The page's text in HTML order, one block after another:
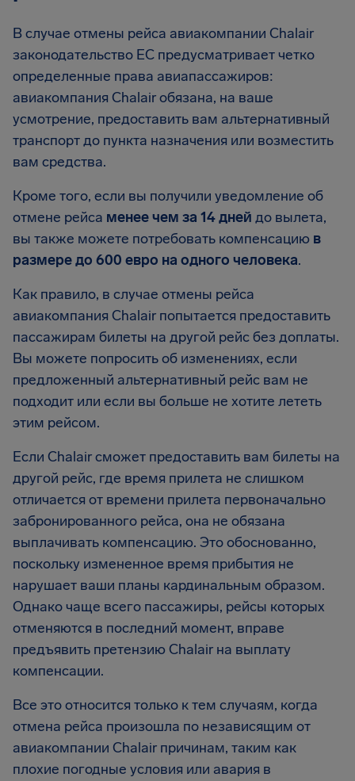
В случае отмены рейса авиакомпании Chalair
законодательство ЕС предусматривает четко
определенные права авиапассажиров:
авиакомпания Chalair обязана, на ваше
усмотрение, предоставить вам альтернативный
транспорт до пункта назначения или возместить
вам средства.
Кроме того, если вы получили уведомление об
отмене рейса менее чем за 14 дней до вылета,
вы также можете потребовать компенсацию в
размере до 600 евро на одного человека.
Как правило, в случае отмены рейса
авиакомпания Chalair попытается предоставить
пассажирам билеты на другой рейс без доплаты.
Вы можете попросить об изменениях, если
предложенный альтернативный рейс вам не
подходит или если вы больше не хотите лететь
этим рейсом.
Если Chalair сможет предоставить вам билеты на
другой рейс, где время прилета не слишком
отличается от времени прилета первоначально
забронированного рейса, она не обязана
выплачивать компенсацию. Это обоснованно,
поскольку измененное время прибытия не
нарушает ваши планы кардинальным образом.
Однако чаще всего пассажиры, рейсы которых
отменяются в последний момент, вправе
предъявить претензию Chalair на выплату
компенсации.
Все это относится только к тем случаям, когда
отмена рейса произошла по независящим от
авиакомпании Chalair причинам, таким как
плохие погодные условия или авария в